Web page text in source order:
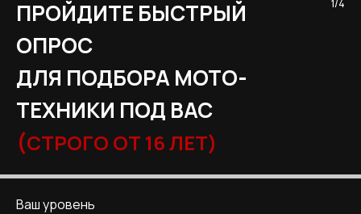
ПРОЙДИТЕ БЫСТРЫЙ
ОПРОС
ДЛЯ ПОДБОРА МОТО-
ТЕХНИКИ ПОД ВАС
(СТРОГО ОТ 16 ЛЕТ)
1/4
Ваш уровень